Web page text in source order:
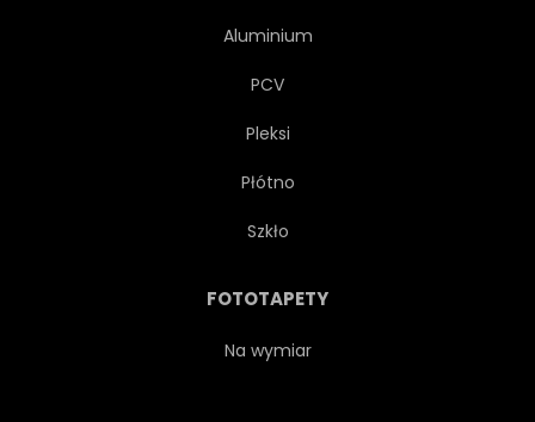
Aluminium
PCV
Pleksi
Płótno
Szkło
FOTOTAPETY
Na wymiar